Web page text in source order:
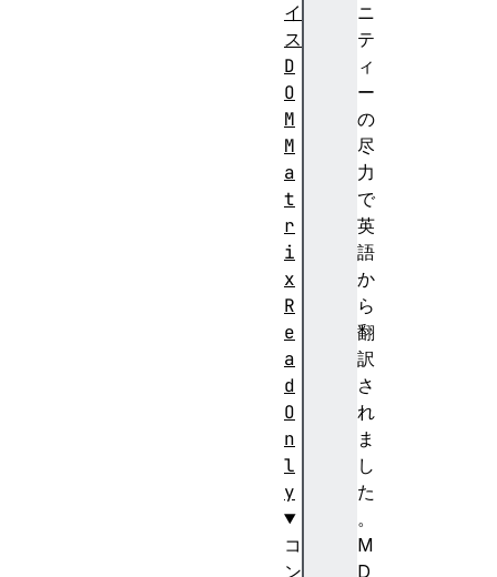
ニ
テ
ィ
ー
の
尽
力
で
英
語
か
ら
翻
訳
さ
れ
ま
し
た
。
M
D
イ
ス
D
O
M
M
a
t
r
i
x
R
e
a
d
O
n
l
y
コ
ン